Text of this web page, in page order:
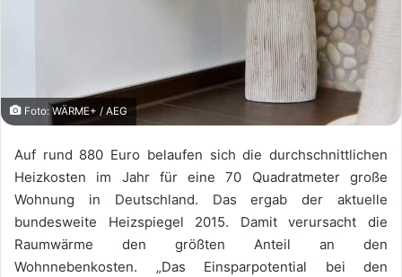
Foto: WÄRME+ / AEG
Auf rund 880 Euro belaufen sich die durchschnittlichen
Heizkosten im Jahr für eine 70 Quadratmeter große
Wohnung in Deutschland. Das ergab der aktuelle
bundesweite Heizspiegel 2015. Damit verursacht die
Raumwärme den größten Anteil an den
Wohnnebenkosten. „Das Einsparpotential bei den